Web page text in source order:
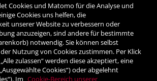
Rechnung
Cookies und Matomo für die Analyse und
Cookies uns helfen, die
unserer Website zu verbessern oder
anzuzeigen, sind andere für bestimmte
notwendig. Sie können selbst
Nutzung von Cookies zustimmen. Per Klick
zulassen“ werden diese akzeptiert, eine
Cookies“) oder abgelehnt
Im Cookie-Bereich unserer